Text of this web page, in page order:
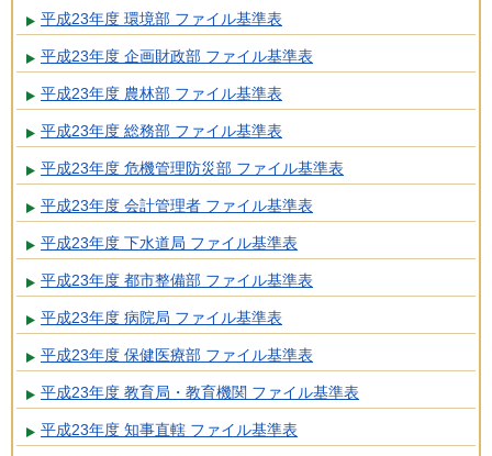
平成23年度 環境部 ファイル基準表
平成23年度 企画財政部 ファイル基準表
平成23年度 農林部 ファイル基準表
平成23年度 総務部 ファイル基準表
平成23年度 危機管理防災部 ファイル基準表
平成23年度 会計管理者 ファイル基準表
平成23年度 下水道局 ファイル基準表
平成23年度 都市整備部 ファイル基準表
平成23年度 病院局 ファイル基準表
平成23年度 保健医療部 ファイル基準表
平成23年度 教育局・教育機関 ファイル基準表
平成23年度 知事直轄 ファイル基準表